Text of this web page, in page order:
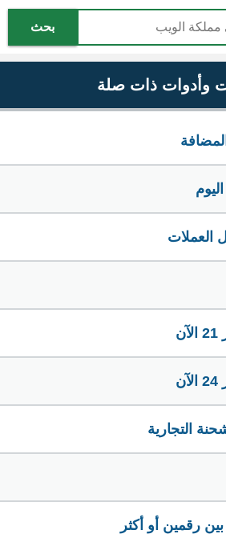
بحث
وأدوات ذات صلة
العملات
رقمين أو أكثر